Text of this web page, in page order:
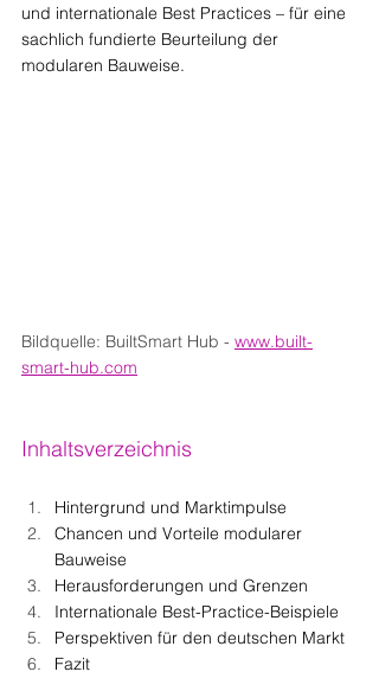
und internationale Best Practices – für eine
sachlich fundierte Beurteilung der
modularen Bauweise.
Bildquelle: BuiltSmart Hub - www.built-
smart-hub.com
Inhaltsverzeichnis
Hintergrund und Marktimpulse
Chancen und Vorteile modularer
Bauweise
Herausforderungen und Grenzen
Internationale Best-Practice-Beispiele
Perspektiven für den deutschen Markt
Fazit